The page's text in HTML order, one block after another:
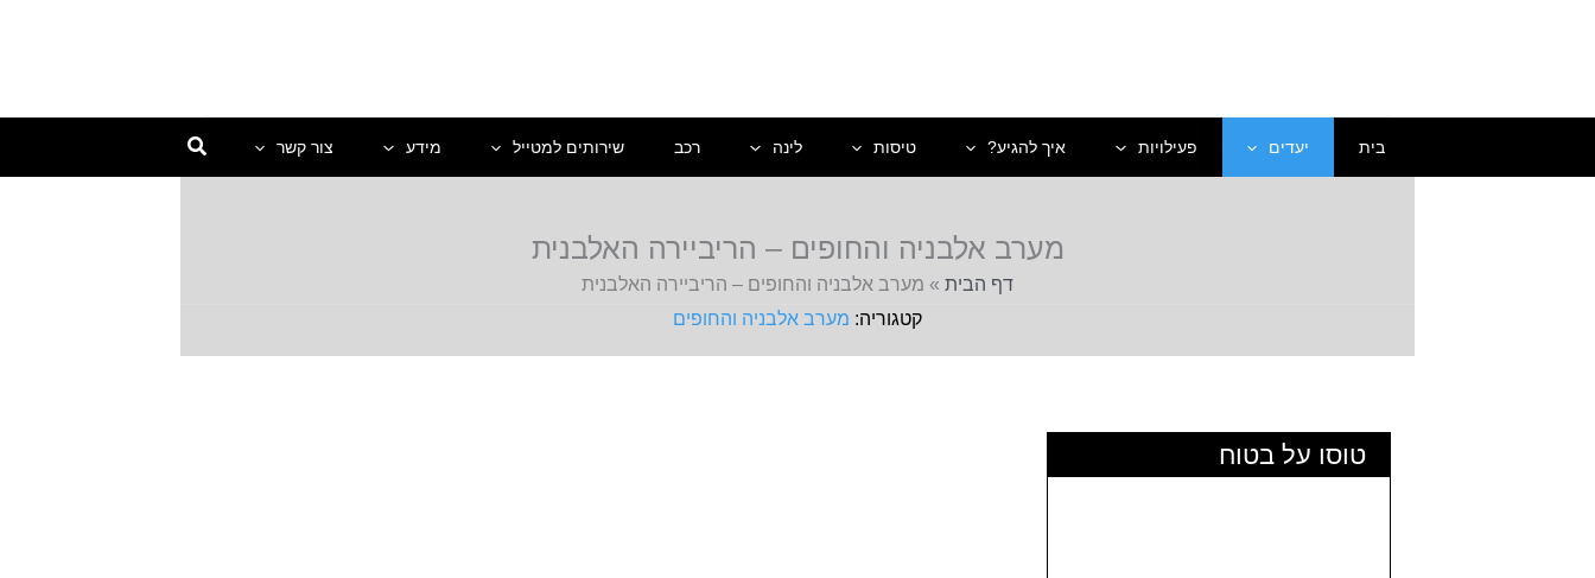
בית יעדים פעילויות איך להגיע? טיסות לינה רכב שירותים למטייל מידע צור קשר
מערב אלבניה והחופים – הריביירה האלבנית
דף הבית » מערב אלבניה והחופים – הריביירה האלבנית
מערב אלבניה והחופים
טוסו על בטוח